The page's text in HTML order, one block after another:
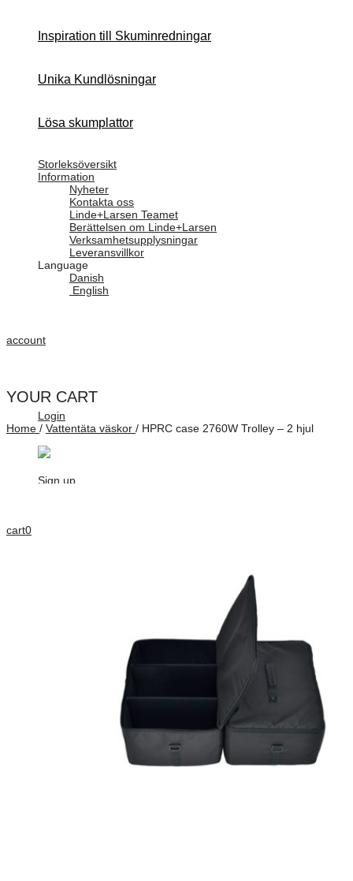
Inspiration till Skuminredningar
Unika Kundlösningar
Lösa skumplattor
Storleksöversikt
Information
Nyheter
Kontakta oss
Linde+Larsen Teamet
Berättelsen om Linde+Larsen
Verksamhetsupplysningar
Leveransvillkor
Language
Danish
English
account
Login
Sign up
cart0
YOUR CART
Home / Vattentäta väskor / HPRC case 2760W Trolley – 2 hjul